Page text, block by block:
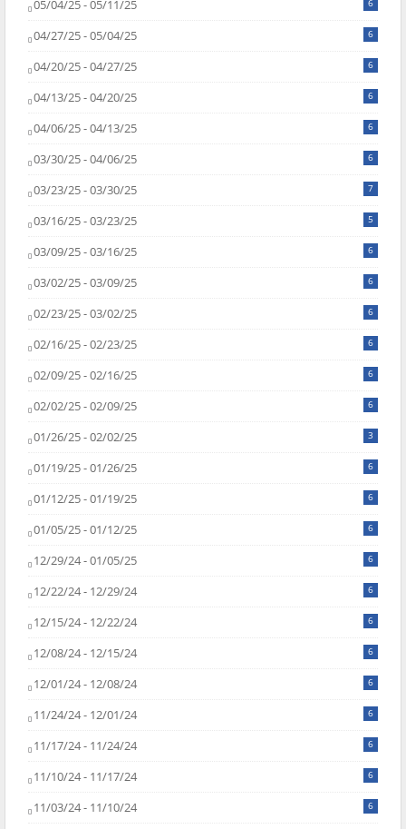
05/04/25 - 05/11/25 6
04/27/25 - 05/04/25 6
04/20/25 - 04/27/25 6
04/13/25 - 04/20/25 6
04/06/25 - 04/13/25 6
03/30/25 - 04/06/25 6
03/23/25 - 03/30/25 7
03/16/25 - 03/23/25 5
03/09/25 - 03/16/25 6
03/02/25 - 03/09/25 6
02/23/25 - 03/02/25 6
02/16/25 - 02/23/25 6
02/09/25 - 02/16/25 6
02/02/25 - 02/09/25 6
01/26/25 - 02/02/25 3
01/19/25 - 01/26/25 6
01/12/25 - 01/19/25 6
01/05/25 - 01/12/25 6
12/29/24 - 01/05/25 6
12/22/24 - 12/29/24 6
12/15/24 - 12/22/24 6
12/08/24 - 12/15/24 6
12/01/24 - 12/08/24 6
11/24/24 - 12/01/24 6
11/17/24 - 11/24/24 6
11/10/24 - 11/17/24 6
11/03/24 - 11/10/24 6